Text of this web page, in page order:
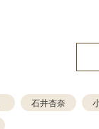
石井杏奈